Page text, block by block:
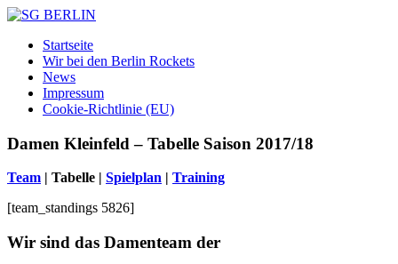
Zum
springen
BERLIN
DAMEN
FLOORBALL
TEAM
Startseite
Wir bei den Berlin Rockets
News
Impressum
Cookie-Richtlinie (EU)
Damen Kleinfeld – Tabelle Saison 2017/18
Team | Tabelle | Spielplan | Training
[team_standings 5826]
Wir sind das Damenteam der